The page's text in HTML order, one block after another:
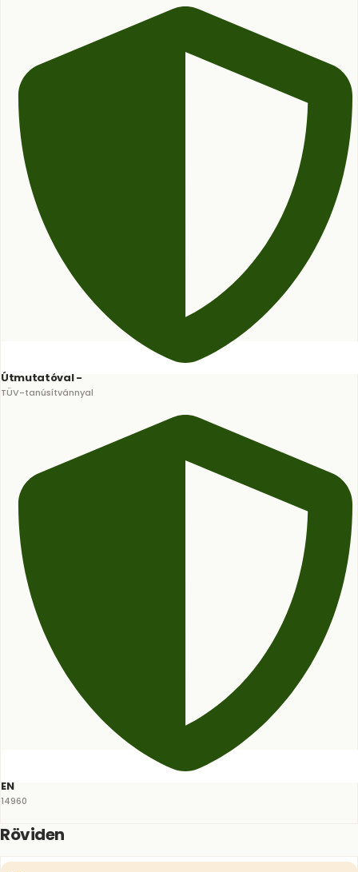
Útmutatóval -
TÜV-tanúsítvánnyal
EN
14960
Röviden